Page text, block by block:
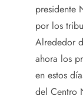
presidente
por los
Alrededor
ahora los
en estos
del Centro